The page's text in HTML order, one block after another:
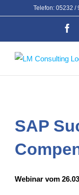
Telefon: 05232 /
SAP
Webinar vom